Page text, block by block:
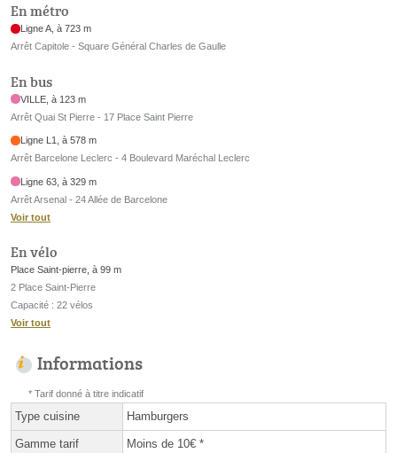
En métro
Ligne A, à 723 m
Arrêt Capitole - Square Général Charles de Gaulle
En bus
VILLE, à 123 m
Arrêt Quai St Pierre - 17 Place Saint Pierre
Ligne L1, à 578 m
Arrêt Barcelone Leclerc - 4 Boulevard Maréchal Leclerc
Ligne 63, à 329 m
Arrêt Arsenal - 24 Allée de Barcelone
Voir tout
En vélo
Place Saint-pierre, à 99 m
2 Place Saint-Pierre
Capacité : 22 vélos
Voir tout
Informations
* Tarif donné à titre indicatif
Type cuisine Hamburgers
Gamme tarif Moins de 10€ *